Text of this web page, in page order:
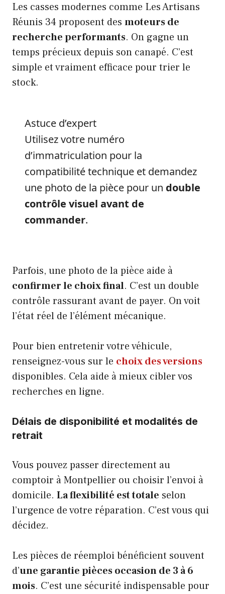
Les casses modernes comme Les Artisans
Réunis 34 proposent des moteurs de
recherche performants. On gagne un
temps précieux depuis son canapé. C’est
simple et vraiment efficace pour trier le
stock.
Astuce d’expert
Utilisez votre numéro
d’immatriculation pour la
compatibilité technique et demandez
une photo de la pièce pour un double
contrôle visuel avant de
commander.
Parfois, une photo de la pièce aide à
confirmer le choix final. C’est un double
contrôle rassurant avant de payer. On voit
l’état réel de l’élément mécanique.
Pour bien entretenir votre véhicule,
renseignez-vous sur le choix des versions
disponibles. Cela aide à mieux cibler vos
recherches en ligne.
Délais de disponibilité et modalités de
retrait
Vous pouvez passer directement au
comptoir à Montpellier ou choisir l’envoi à
domicile. La flexibilité est totale selon
l’urgence de votre réparation. C’est vous qui
décidez.
Les pièces de réemploi bénéficient souvent
d’une garantie pièces occasion de 3 à 6
mois. C’est une sécurité indispensable pour